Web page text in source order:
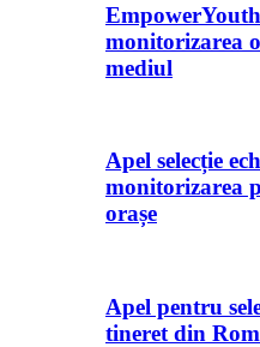
monitorizarea
mediul
Apel selecție
monitorizarea
orașe
Apel pentru
tineret din